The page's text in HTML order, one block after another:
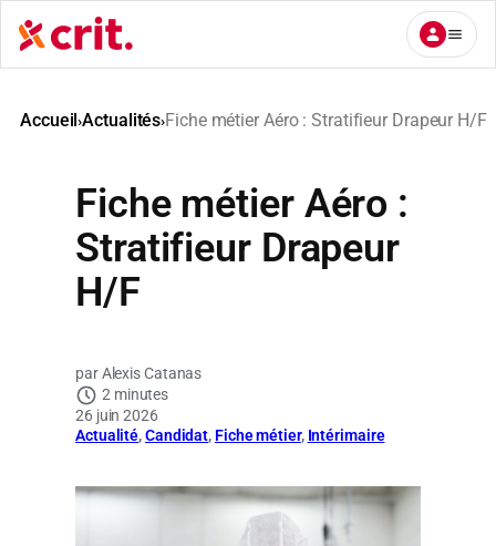
Aller
au
contenu
Accueil›Actualités›Fiche métier Aéro : Stratifieur Drapeur H/F
Fiche métier Aéro :
Stratifieur Drapeur
H/F
Alexis Catanas
2 minutes
26 juin 2026
Actualité, Candidat, Fiche métier, Intérimaire